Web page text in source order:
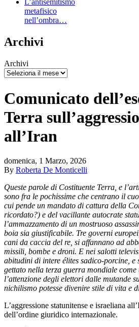
L’antisemitismo
metafisico
nell’ombra…
Archivi
Archivi
Comunicato
Terra
all’Iran
domenica, 1 Marzo, 2026
By Roberta De Monticelli
Queste parole di Costituente Terra, e
sono fra le pochissime che centrano il
cui pende un mandato di cattura della
ricordato?) e del vacillante autocrate
l’ammazzamento di un mostruoso
boia sia giustificabile. Tre governi
cani da caccia del re, si affannano ad
missili, bombe e droni. E nei salotti
abitudini di intere élites sadico-porcine, e
gettato nella terza guerra mondiale
l’attenzione degli elettori dalle mutande
nichilismo potesse divenire stile di vita e
L’aggressione statunitense e israeliana
dell’ordine giuridico internazionale.